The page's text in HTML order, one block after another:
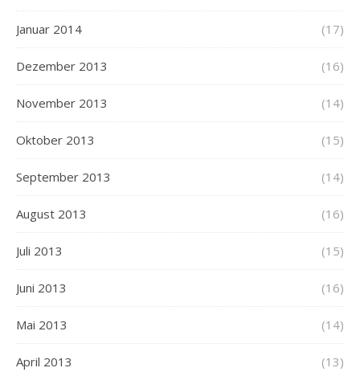
Januar 2014 (17)
Dezember 2013 (16)
November 2013 (14)
Oktober 2013 (15)
September 2013 (14)
August 2013 (16)
Juli 2013 (15)
Juni 2013 (16)
Mai 2013 (14)
April 2013 (13)